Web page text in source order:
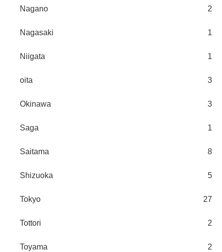
Nagano 2
Nagasaki 1
Niigata 1
oita 3
Okinawa 3
Saga 1
Saitama 8
Shizuoka 5
Tokyo 27
Tottori 2
Toyama 2